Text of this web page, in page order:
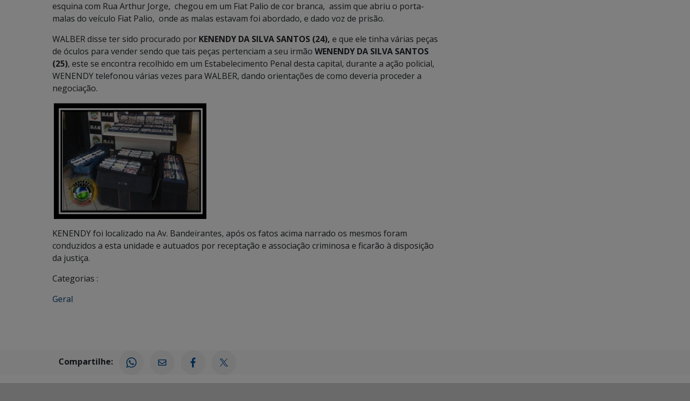
esquina com Rua Arthur Jorge, chegou em um Fiat Palio de cor branca, assim que abriu o porta-
malas do veículo Fiat Palio, onde as malas estavam foi abordado, e dado voz de prisão.
WALBER disse ter sido procurado por KENENDY DA SILVA SANTOS (24), e que ele tinha várias peças
de óculos para vender sendo que tais peças pertenciam a seu irmão WENENDY DA SILVA SANTOS
(25), este se encontra recolhido em um Estabelecimento Penal desta capital, durante a ação policial,
WENENDY telefonou várias vezes para WALBER, dando orientações de como deveria proceder a
negociação.
KENENDY foi localizado na Av. Bandeirantes, após os fatos acima narrado os mesmos foram
conduzidos a esta unidade e autuados por receptação e associação criminosa e ficarão à disposição
da justiça.
Categorias :
Geral
Compartilhe: